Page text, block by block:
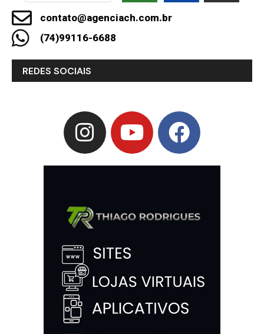
contato@agenciach.com.br
(74)99116-6688
REDES SOCIAIS